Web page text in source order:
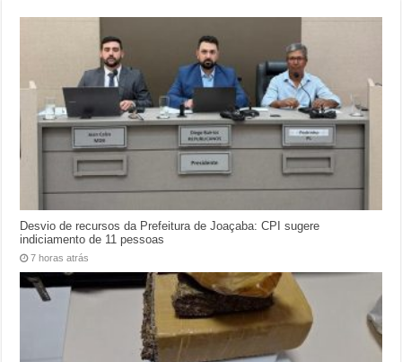
Desvio de recursos da Prefeitura de Joaçaba: CPI sugere
indiciamento de 11 pessoas
7 horas atrás